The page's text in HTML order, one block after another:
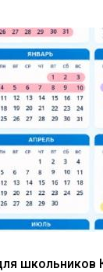
школьников